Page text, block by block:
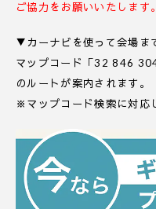
ご協力をお願いいたします。
▼カーナビを使って会場ま
マップコード「32 846
のルートが案内されます。
※マップコード検索に対応